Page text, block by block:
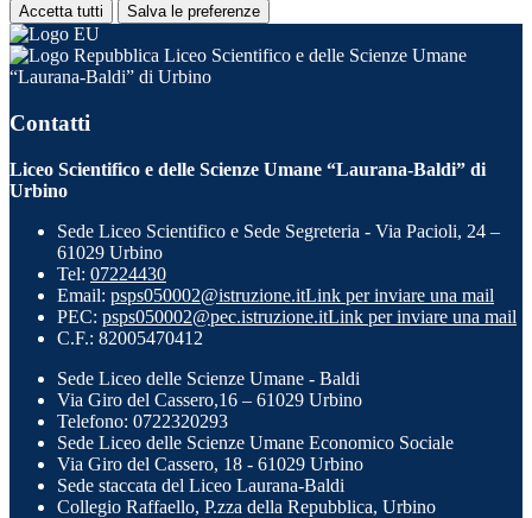
Accetta tutti Salva le preferenze
Liceo Scientifico e delle Scienze Umane
“Laurana-Baldi” di Urbino
Contatti
Liceo Scientifico e delle Scienze Umane “Laurana-Baldi” di
Urbino
Sede Liceo Scientifico e Sede Segreteria - Via Pacioli, 24 –
61029 Urbino
Tel: 07224430
Email: psps050002@istruzione.itLink per inviare una mail
PEC: psps050002@pec.istruzione.itLink per inviare una mail
C.F.: 82005470412
Sede Liceo delle Scienze Umane - Baldi
Via Giro del Cassero,16 – 61029 Urbino
Telefono: 0722320293
Sede Liceo delle Scienze Umane Economico Sociale
Via Giro del Cassero, 18 - 61029 Urbino
Sede staccata del Liceo Laurana-Baldi
Collegio Raffaello, P.zza della Repubblica, Urbino